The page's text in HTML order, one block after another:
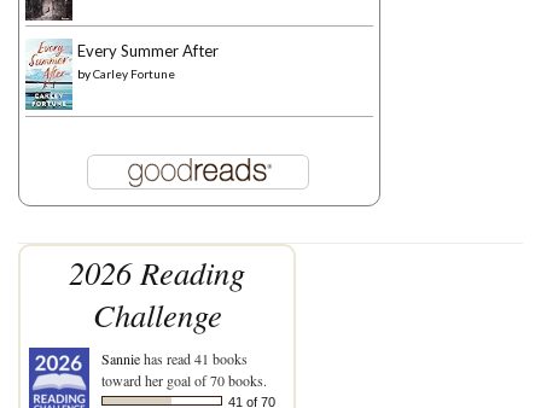
Every Summer After
byCarley Fortune
2026 Reading
Challenge
Sanniehas read 41 books
toward her goal of 70 books.
41 of 70